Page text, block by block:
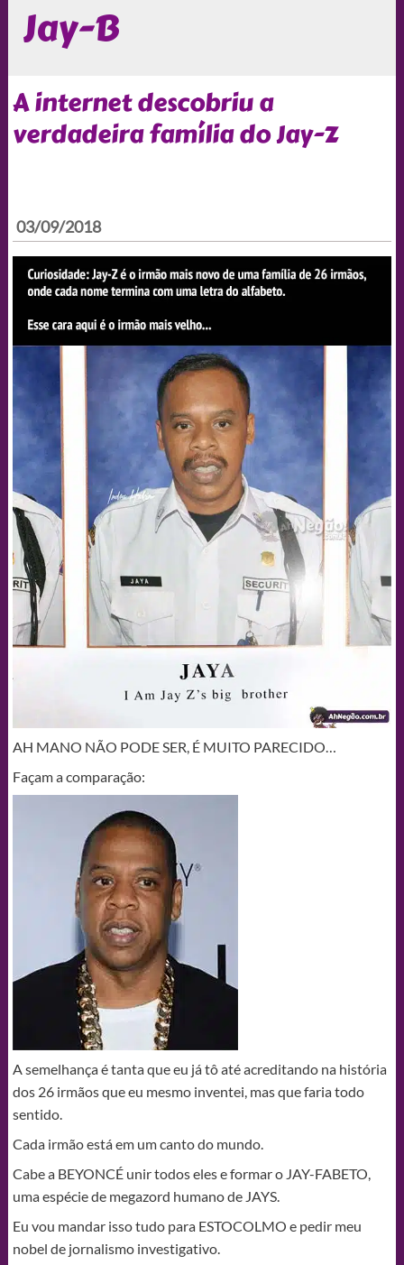
Jay-B
A internet descobriu a
verdadeira família do Jay-Z
03/09/2018
AH MANO NÃO PODE SER, É MUITO PARECIDO…
Façam a comparação:
A semelhança é tanta que eu já tô até acreditando na história
dos 26 irmãos que eu mesmo inventei, mas que faria todo
sentido.
Cada irmão está em um canto do mundo.
Cabe a BEYONCÉ unir todos eles e formar o JAY-FABETO,
uma espécie de megazord humano de JAYS.
Eu vou mandar isso tudo para ESTOCOLMO e pedir meu
nobel de jornalismo investigativo.